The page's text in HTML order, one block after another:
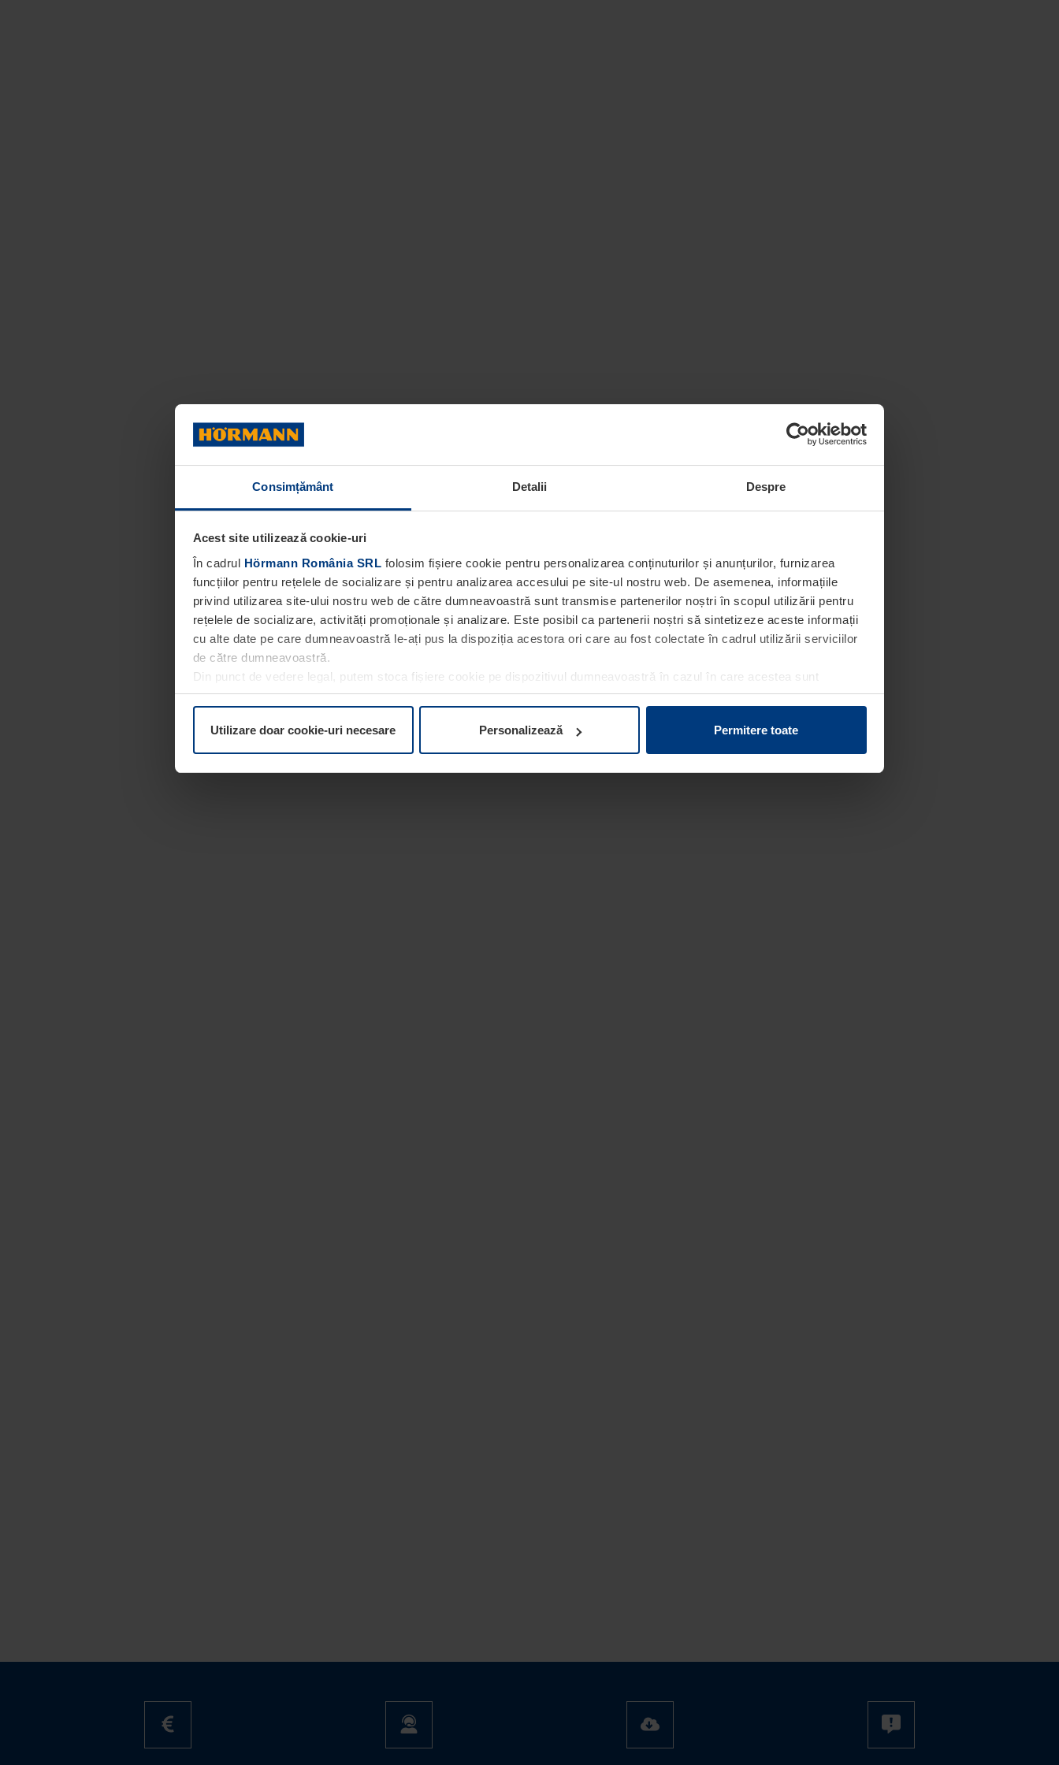
Consimțământ Detalii Despre
Acest site utilizează cookie-uri
În cadrul Hörmann România SRL folosim fișiere cookie pentru personalizarea conținuturilor și anunțurilor, furnizarea
funcțiilor pentru rețelele de socializare și pentru analizarea accesului pe site-ul nostru web. De asemenea, informațiile
privind utilizarea site-ului nostru web de către dumneavoastră sunt transmise partenerilor noștri în scopul utilizării pentru
rețelele de socializare, activități promoționale și analizare. Este posibil ca partenerii noștri să sintetizeze aceste informații
cu alte date pe care dumneavoastră le-ați pus la dispoziția acestora ori care au fost colectate în cadrul utilizării serviciilor
de către dumneavoastră.
Din punct de vedere legal, putem stoca fișiere cookie pe dispozitivul dumneavoastră în cazul în care acestea sunt
obligatorii pentru funcționarea acestei pagini. Pentru alte tipuri de fișiere cookie avem nevoie de permisiunea
paginaDeclarație cu privire la protecția datelor de pe site-ul nostru web.
Utilizare doar cookie-uri necesare Personalizează Permitere toate